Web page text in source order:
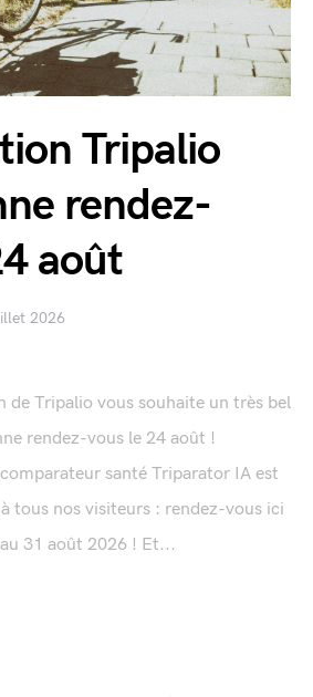
Tripalio
rendez-
août
2026
de Tripalio vous souhaite un très bel
rendez-vous le 24 août !
santé Triparator IA est
tous nos visiteurs : rendez-vous ici
31 août 2026 ! Et...